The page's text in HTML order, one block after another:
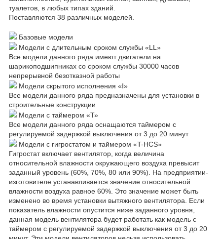
туалетов, в любых типах зданий.
Поставляются 38 различных моделей.
Базовые модели
Модели с длительным сроком службы «LL»
Все модели данного ряда имеют двигатели на
шарикоподшипниках со сроком службы 30000 часов
непрерывной безотказной работы
Модели скрытого исполнения «I»
Все модели данного ряда предназначены для установки в
строительные конструкции
Модели с таймером «Т»
Все модели данного ряда оснащаются таймером с
регулируемой задержкой выключения от 3 до 20 минут
Модели с гигростатом и таймером «T-HCS»
Гигростат включает вентилятор, когда величина
относительной влажности окружающего воздуха превысит
заданный уровень (60%, 70%, 80 или 90%). На предприятии-
изготовителе устанавливается значение относительной
влажности воздуха равное 60%. Это значение может быть
изменено во время установки вытяжного вентилятора. Если
показатель влажности опустится ниже заданного уровня,
данная модель вентилятора будет работать как модель с
таймером с регулируемой задержкой выключения от 3 до 20